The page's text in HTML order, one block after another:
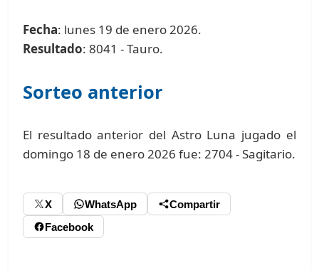
Fecha: lunes 19 de enero 2026.
Resultado: 8041 - Tauro.
Sorteo anterior
El resultado anterior del Astro Luna jugado el
domingo 18 de enero 2026 fue: 2704 - Sagitario.
X WhatsApp
Compartir
Facebook